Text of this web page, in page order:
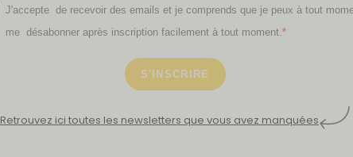
J'accepte de recevoir des emails et je comprends que je peux à tout
me désabonner après inscription facilement à tout moment.
S'INSCRIRE
Retrouvez ici toutes les newsletters que vous avez manquées